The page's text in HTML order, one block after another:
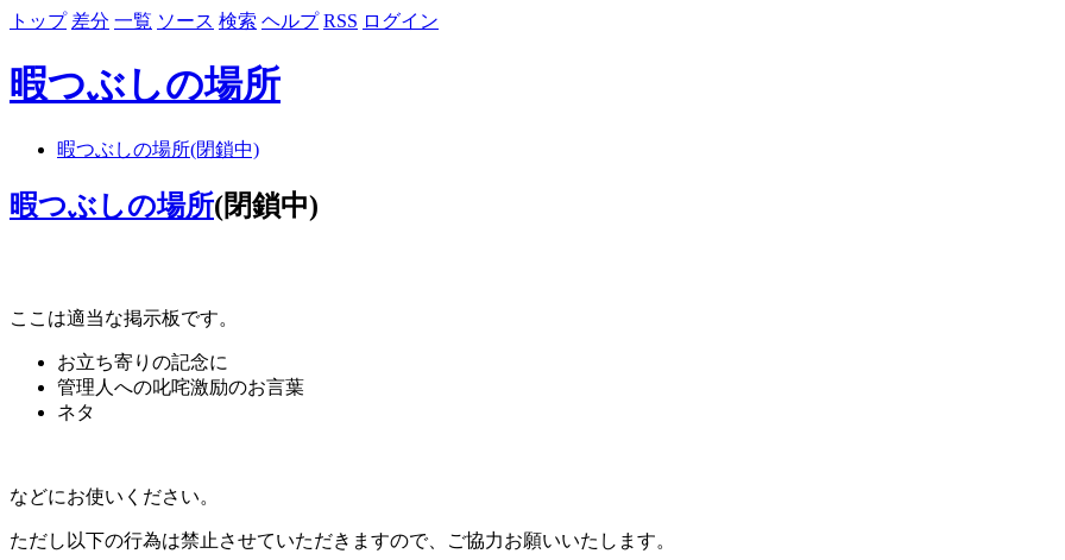
トップ 差分 一覧 ソース 検索 ヘルプ RSS ログイン
暇つぶしの場所
暇つぶしの場所(閉鎖中)
暇つぶしの場所(閉鎖中)
ここは適当な掲示板です。
お立ち寄りの記念に
管理人への叱咤激励のお言葉
ネタ
などにお使いください。
ただし以下の行為は禁止させていただきますので、ご協力お願いいたします。